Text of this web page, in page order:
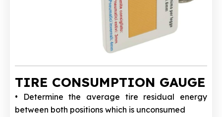
TIRE CONSUMPTION GAUGE
• Determine the average tire residual energy
between both positions which is unconsumed